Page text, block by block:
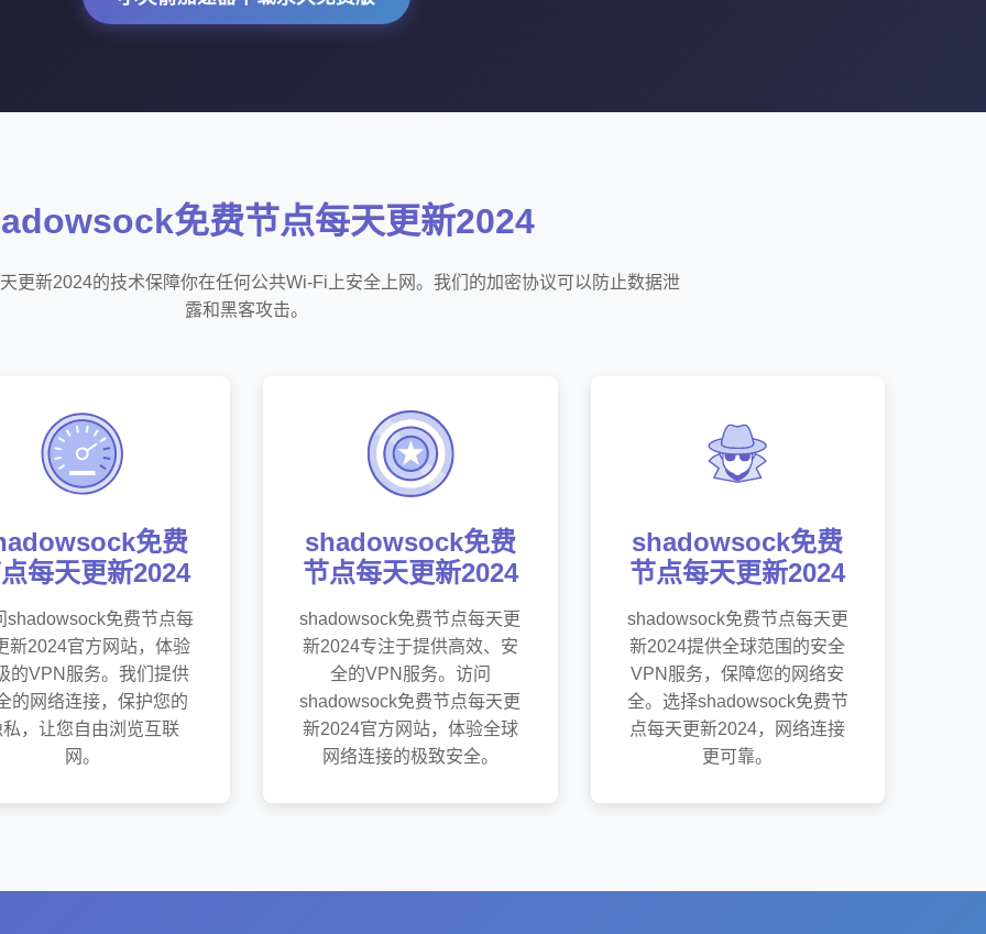
免费节点每天更新2024
更新2024的技术保障你在任何公共Wi-Fi上安全上网。我们的加密协议可以防止数据泄
露和黑客攻击。
免费
每天更新2024
shadowsock免费节点每
新2024官方网站，体验
的VPN服务。我们提供
的网络连接，保护您的
私，让您自由浏览互联
网。
shadowsock免费
节点每天更新2024
shadowsock免费节点每天更
新2024专注于提供高效、安
全的VPN服务。访问
shadowsock免费节点每天更
新2024官方网站，体验全球
网络连接的极致安全。
shadowsock免费
节点每天更新2024
shadowsock免费节点每天更
新2024提供全球范围的安全
VPN服务，保障您的网络安
全。选择shadowsock免费节
点每天更新2024，网络连接
更可靠。